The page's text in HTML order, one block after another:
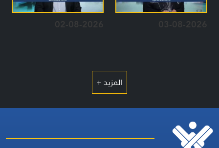
03-08-2026
02-08-2026
المزيد +